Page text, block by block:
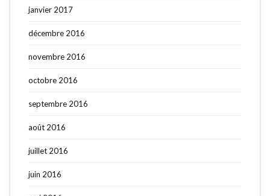
janvier 2017
décembre 2016
novembre 2016
octobre 2016
septembre 2016
août 2016
juillet 2016
juin 2016